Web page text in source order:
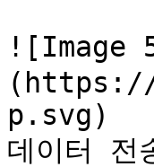
![Image
(https://
p.svg)
데이터 전